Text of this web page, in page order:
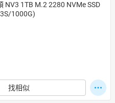
NV3 1TB M.2 2280 NVMe SSD
1000G)
找相似